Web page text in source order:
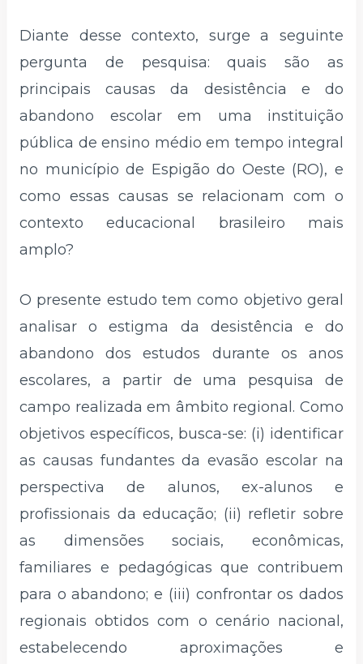
Diante desse contexto, surge a seguinte
pergunta de pesquisa: quais são as
principais causas da desistência e do
abandono escolar em uma instituição
pública de ensino médio em tempo integral
no município de Espigão do Oeste (RO), e
como essas causas se relacionam com o
contexto educacional brasileiro mais
amplo?
O presente estudo tem como objetivo geral
analisar o estigma da desistência e do
abandono dos estudos durante os anos
escolares, a partir de uma pesquisa de
campo realizada em âmbito regional. Como
objetivos específicos, busca-se: (i) identificar
as causas fundantes da evasão escolar na
perspectiva de alunos, ex-alunos e
profissionais da educação; (ii) refletir sobre
as dimensões sociais, econômicas,
familiares e pedagógicas que contribuem
para o abandono; e (iii) confrontar os dados
regionais obtidos com o cenário nacional,
estabelecendo aproximações e